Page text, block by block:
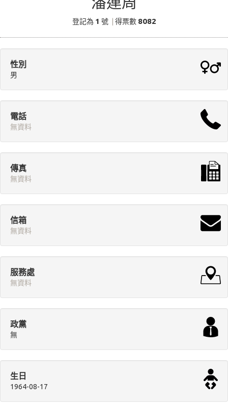
登記為 1 號 得票數 8082
性別
男
電話
無資料
傳真
無資料
信箱
無資料
服務處
無資料
政黨
無
生日
1964-08-17